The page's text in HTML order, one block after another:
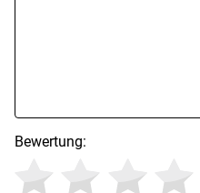
Bewertung: